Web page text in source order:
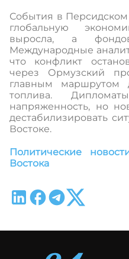
События в
глобальную
выросла, а
Международные
что конфликт
через Ормузский
главным маршрутом
топлива.
напряженность, но
дестабилизировать
Востоке.
Политические
Востока